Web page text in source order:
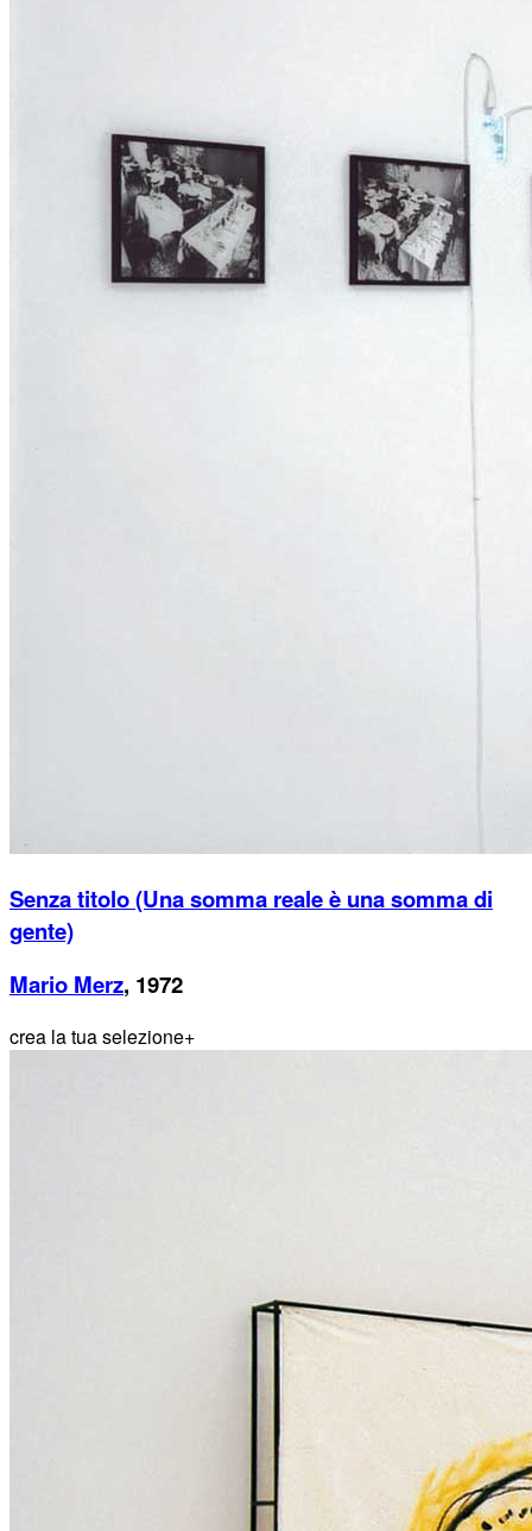
Senza titolo (Una somma reale è una somma di
gente)
Mario Merz, 1972
crea la tua selezione+